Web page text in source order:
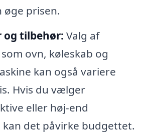
øge prisen.
og tilbehør: Valg af
ovn, køleskab og
kan også variere
Hvis du vælger
eller høj-end
kan det påvirke budgettet.